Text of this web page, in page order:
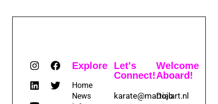
Explore
Home
News
Let's
Connect!
karate@martialart.nl
Welcome
Aboard!
Dojo